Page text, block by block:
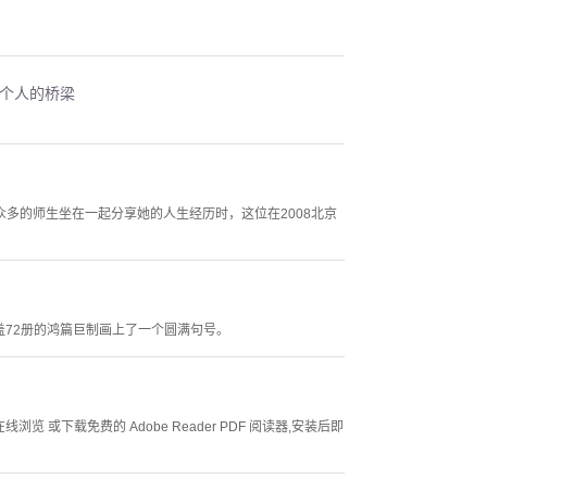
人的桥梁
的师生坐在一起分享她的人生经历时，这位在2008北京
册的鸿篇巨制画上了一个圆满句号。
浏览 或下载免费的 Adobe Reader PDF 阅读器,安装后即